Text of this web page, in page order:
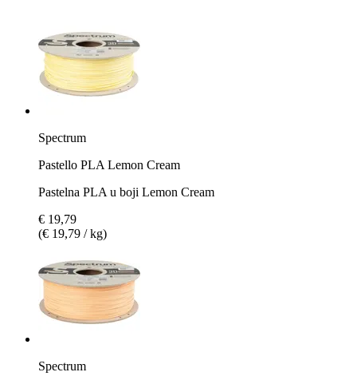
Spectrum
Pastello PLA Lemon Cream
Pastelna PLA u boji Lemon Cream
€ 19,79
(€ 19,79 / kg)
Spectrum